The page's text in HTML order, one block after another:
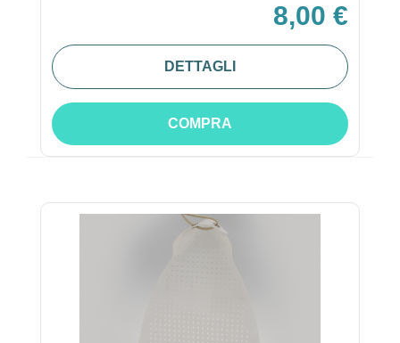
8,00 €
DETTAGLI
COMPRA